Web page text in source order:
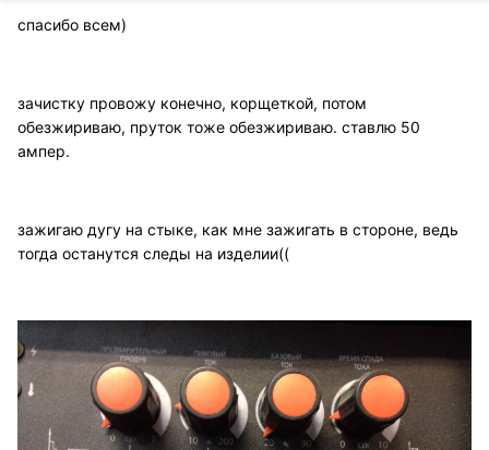
спасибо всем)
зачистку провожу конечно, корщеткой, потом
обезжириваю, пруток тоже обезжириваю. ставлю 50
ампер.
зажигаю дугу на стыке, как мне зажигать в стороне, ведь
тогда останутся следы на изделии((